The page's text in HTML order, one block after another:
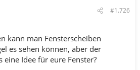
#1.726
kann man Fensterscheiben
es sehen können, aber der
eine Idee für eure Fenster?